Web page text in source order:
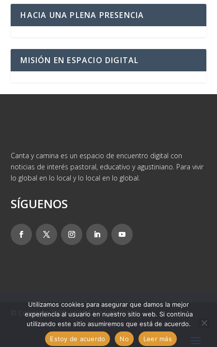
HACIA UNA PLENA PRESENCIA
MISIÓN EN ESPACIO DIGITAL
Canta y camina es un espacio de encuentro digital con
noticias de interés pastoral, educativo y agustiniano. Para vivir
lo global en lo local y lo local en lo global.
SÍGUENOS
© Copyright 2025 – CANTA Y CAMINA
Utilizamos cookies para asegurar que damos la mejor
experiencia al usuario en nuestro sitio web. Si continúa
utilizando este sitio asumiremos que está de acuerdo.
Estoy de acuerdo
No Leer más